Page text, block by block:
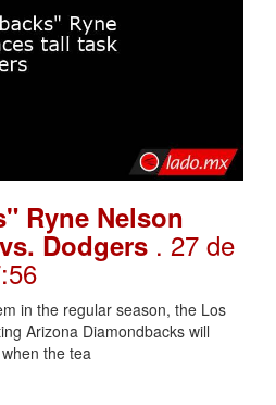
Ryne Nelson
Dodgers . 27 de
in the regular season, the Los
Arizona Diamondbacks will
the tea